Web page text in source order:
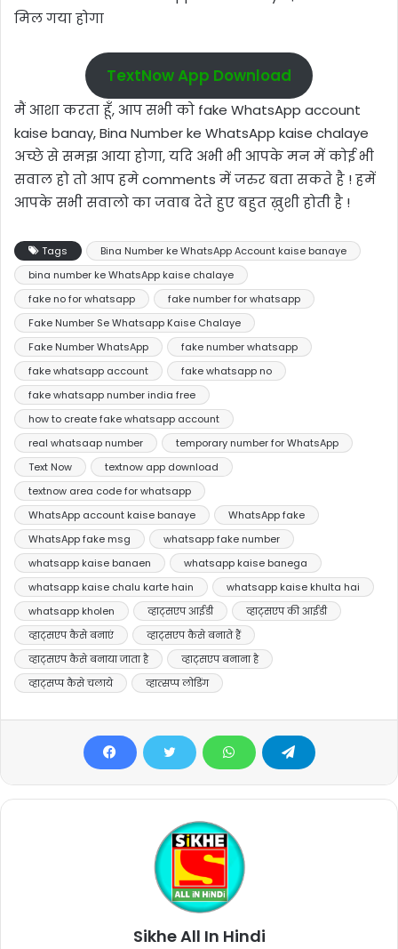
मिल गया होगा
TextNow App Download
मैं आशा करता हूँ, आप सभी को fake WhatsApp account
kaise banay, Bina Number ke WhatsApp kaise chalaye
अच्छे से समझ आया होगा, यदि अभी भी आपके मन में कोई भी
सवाल हो तो आप हमे comments में जरुर बता सकते है ! हमें
आपके सभी सवालो का जवाब देते हुए बहुत ख़ुशी होती है !
Tags
Bina Number ke WhatsApp Account kaise banaye
bina number ke WhatsApp kaise chalaye
fake no for whatsapp
fake number for whatsapp
Fake Number Se Whatsapp Kaise Chalaye
Fake Number WhatsApp
fake number whatsapp
fake whatsapp account
fake whatsapp no
fake whatsapp number india free
how to create fake whatsapp account
real whatsaap number
temporary number for WhatsApp
Text Now
textnow app download
textnow area code for whatsapp
WhatsApp account kaise banaye
WhatsApp fake
WhatsApp fake msg
whatsapp fake number
whatsapp kaise banaen
whatsapp kaise banega
whatsapp kaise chalu karte hain
whatsapp kaise khulta hai
whatsapp kholen
व्हाट्सएप आईडी
व्हाट्सएप की आईडी
व्हाट्सएप कैसे बनाएं
व्हाट्सएप कैसे बनाते हैं
व्हाट्सएप कैसे बनाया जाता है
व्हाट्सएप बनाना है
व्हाट्सप्प कैसे चलाये
व्हात्सप्प लोडिंग
Sikhe All In Hindi